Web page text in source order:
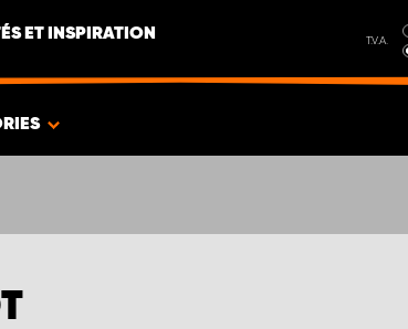
ET INSPIRATION T.V.A.